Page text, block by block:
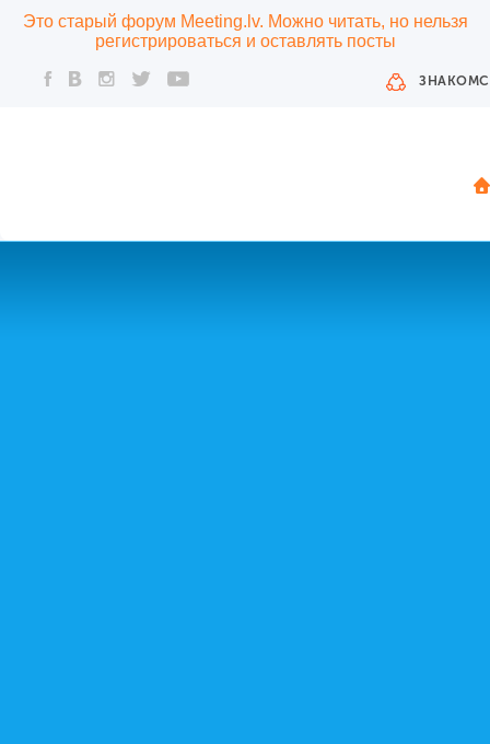
Это старый форум Meeting.lv. Можно читать, но нельзя
регистрироваться и оставлять посты